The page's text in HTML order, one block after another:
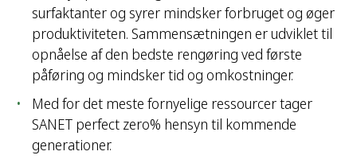
surfaktanter og syrer mindsker forbruget og øger
produktiviteten. Sammensætningen er udviklet til
opnåelse af den bedste rengøring ved første
påføring og mindsker tid og omkostninger.
Med for det meste fornyelige ressourcer tager
SANET perfect zero% hensyn til kommende
generationer.